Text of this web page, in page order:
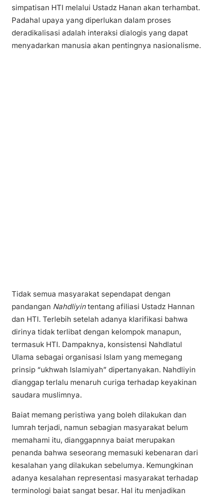
simpatisan HTI melalui Ustadz Hanan akan terhambat.
Padahal upaya yang diperlukan dalam proses
deradikalisasi adalah interaksi dialogis yang dapat
menyadarkan manusia akan pentingnya nasionalisme.
Tidak semua masyarakat sependapat dengan
pandangan Nahdliyintentang afiliasi Ustadz Hannan
dan HTI. Terlebih setelah adanya klarifikasi bahwa
dirinya tidak terlibat dengan kelompok manapun,
termasuk HTI. Dampaknya, konsistensi Nahdlatul
Ulama sebagai organisasi Islam yang memegang
prinsip “ukhwah Islamiyah” dipertanyakan. Nahdliyin
dianggap terlalu menaruh curiga terhadap keyakinan
saudara muslimnya.
Baiat memang peristiwa yang boleh dilakukan dan
lumrah terjadi, namun sebagian masyarakat belum
memahami itu, dianggapnnya baiat merupakan
penanda bahwa seseorang memasuki kebenaran dari
kesalahan yang dilakukan sebelumya. Kemungkinan
adanya kesalahan representasi masyarakat terhadap
terminologi baiat sangat besar. Hal itu menjadikan